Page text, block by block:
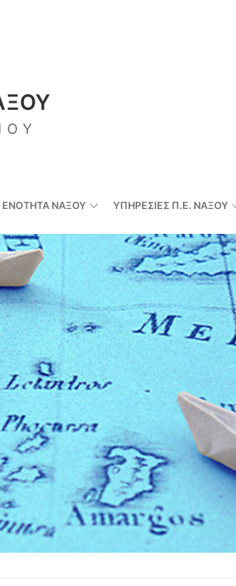
ΕΝΌΤΗΤΑ ΝΆΞΟΥ ΥΠΗΡΕΣΊΕΣ Π.Ε. ΝΆΞΟΥ